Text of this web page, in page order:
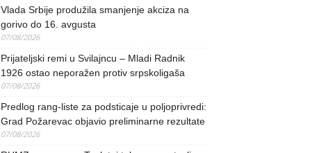
Vlada Srbije produžila smanjenje akciza na
gorivo do 16. avgusta
07/08/2026
Prijateljski remi u Svilajncu – Mladi Radnik
1926 ostao neporažen protiv srpskoligaša
07/08/2026
Predlog rang-liste za podsticaje u poljoprivredi:
Grad Požarevac objavio preliminarne rezultate
07/08/2026